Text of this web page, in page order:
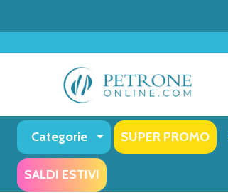
Categorie SUPER PROMO
SALDI ESTIVI